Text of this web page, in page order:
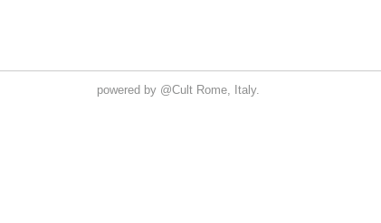
powered by @Cult Rome, Italy.